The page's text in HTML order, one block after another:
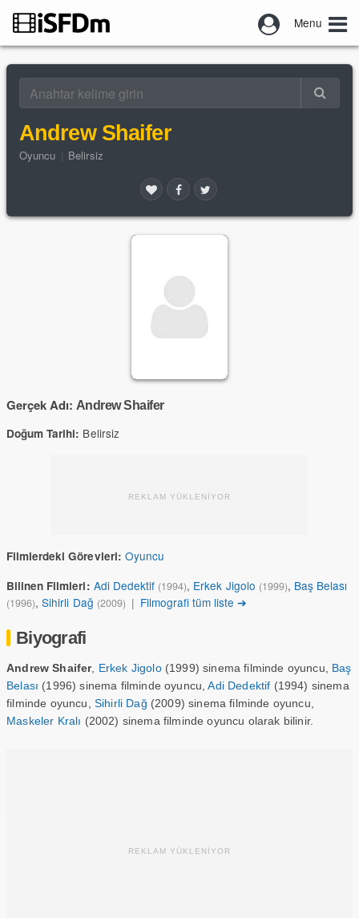
Menu
Andrew Shaifer
Oyuncu Belirsiz
Gerçek Adı: Andrew Shaifer
Doğum Tarihi: Belirsiz
REKLAM YÜKLENİYOR
Filmlerdeki Görevleri: Oyuncu
Bilinen Filmleri: Adi Dedektif (1994), Erkek Jigolo (1999), Baş Belası
(1996),Sihirli Dağ (2009) | Filmografi tüm liste ➔
Biyografi
Andrew Shaifer, Erkek Jigolo(1999) sinema filminde oyuncu, Baş
Belası (1996) sinema filminde oyuncu,Adi Dedektif (1994) sinema
filminde oyuncu, Sihirli Dağ (2009) sinema filminde oyuncu,
Maskeler Kralı (2002) sinema filminde oyuncu olarak bilinir.
REKLAM YÜKLENİYOR